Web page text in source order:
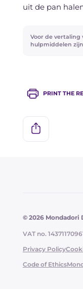
uit de pan
Voor de
hulpmiddelen
PRINT THE
© 2026 Mondadori
VAT no.
Privacy Policy
Code of Ethics